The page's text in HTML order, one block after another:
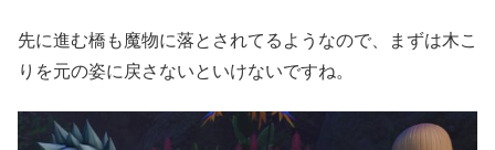
先に進む橋も魔物に落とされてるようなので、まずは木こ
りを元の姿に戻さないといけないですね。